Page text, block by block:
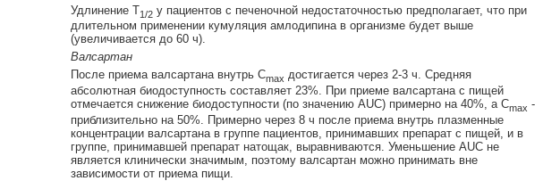
Удлинение Т1/2у пациентов с печеночной недостаточностью предполагает, что при
длительном применении кумуляция амлодипина в организме будет выше
(увеличивается до 60 ч).
Валсартан
После приема валсартана внутрь Сmax достигается через 2-3 ч. Средняя
абсолютная биодоступность составляет 23%. При приеме валсартана с пищей
отмечается снижение биодоступности (по значению AUC) примерно на 40%, а Сmax -
приблизительно на 50%. Примерно через 8 ч после приема внутрь плазменные
концентрации валсартана в группе пациентов, принимавших препарат с пищей, и в
группе, принимавшей препарат натощак, выравниваются. Уменьшение AUC не
является клинически значимым, поэтому валсартан можно принимать вне
зависимости от приема пищи.